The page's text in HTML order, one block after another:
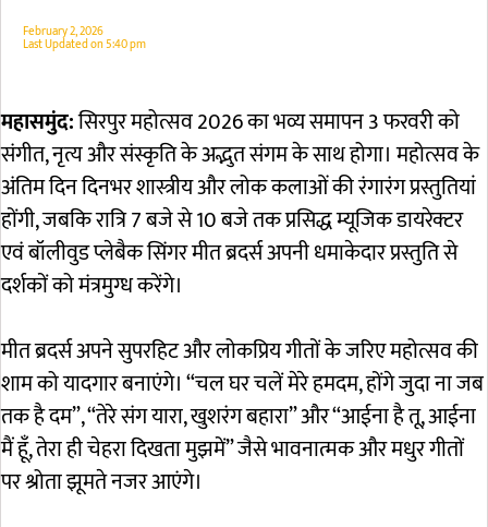
February 2, 2026
Last Updated on5:40 pm
महासमुंद:सिरपुर महोत्सव 2026 का भव्य समापन 3 फरवरी को
संगीत, नृत्य और संस्कृति के अद्भुत संगम के साथ होगा। महोत्सव के
अंतिम दिन दिनभर शास्त्रीय और लोक कलाओं की रंगारंग प्रस्तुतियां
होंगी, जबकि रात्रि 7 बजे से 10 बजे तक प्रसिद्ध म्यूजिक डायरेक्टर
एवं बॉलीवुड प्लेबैक सिंगर मीत ब्रदर्स अपनी धमाकेदार प्रस्तुति से
दर्शकों को मंत्रमुग्ध करेंगे।
मीत ब्रदर्स अपने सुपरहिट और लोकप्रिय गीतों के जरिए महोत्सव की
शाम को यादगार बनाएंगे। “चल घर चलें मेरे हमदम, होंगे जुदा ना जब
तक है दम”, “तेरे संग यारा, खुशरंग बहारा” और “आईना है तू, आईना
मैं हूँ, तेरा ही चेहरा दिखता मुझमें” जैसे भावनात्मक और मधुर गीतों
पर श्रोता झूमते नजर आएंगे।